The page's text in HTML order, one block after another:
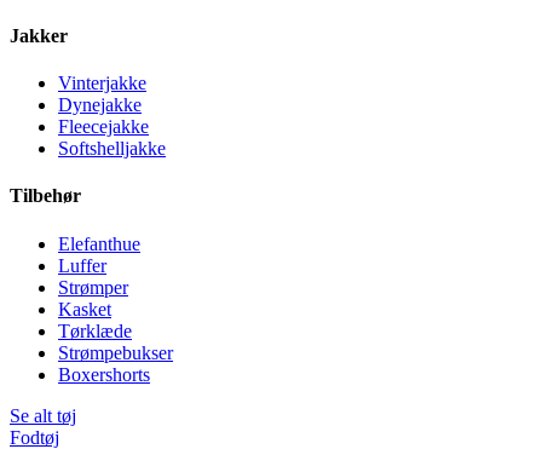
Jakker
Vinterjakke
Dynejakke
Fleecejakke
Softshelljakke
Tilbehør
Elefanthue
Luffer
Strømper
Kasket
Tørklæde
Strømpebukser
Boxershorts
Se alt tøj
Fodtøj